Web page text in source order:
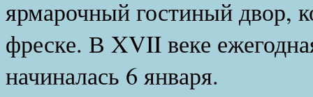
ярмарочный гостиный двор,
фреске. В XVII веке
начиналась 6 января.